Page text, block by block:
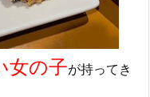
女の子が持ってき